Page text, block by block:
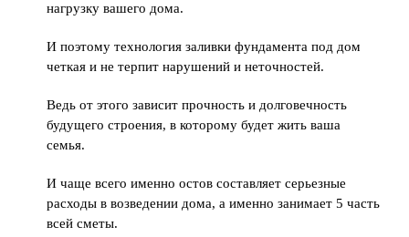
нагрузку вашего дома.
И поэтому технология заливки фундамента под дом
четкая и не терпит нарушений и неточностей.
Ведь от этого зависит прочность и долговечность
будущего строения, в которому будет жить ваша
семья.
И чаще всего именно остов составляет серьезные
расходы в возведении дома, а именно занимает 5 часть
всей сметы.